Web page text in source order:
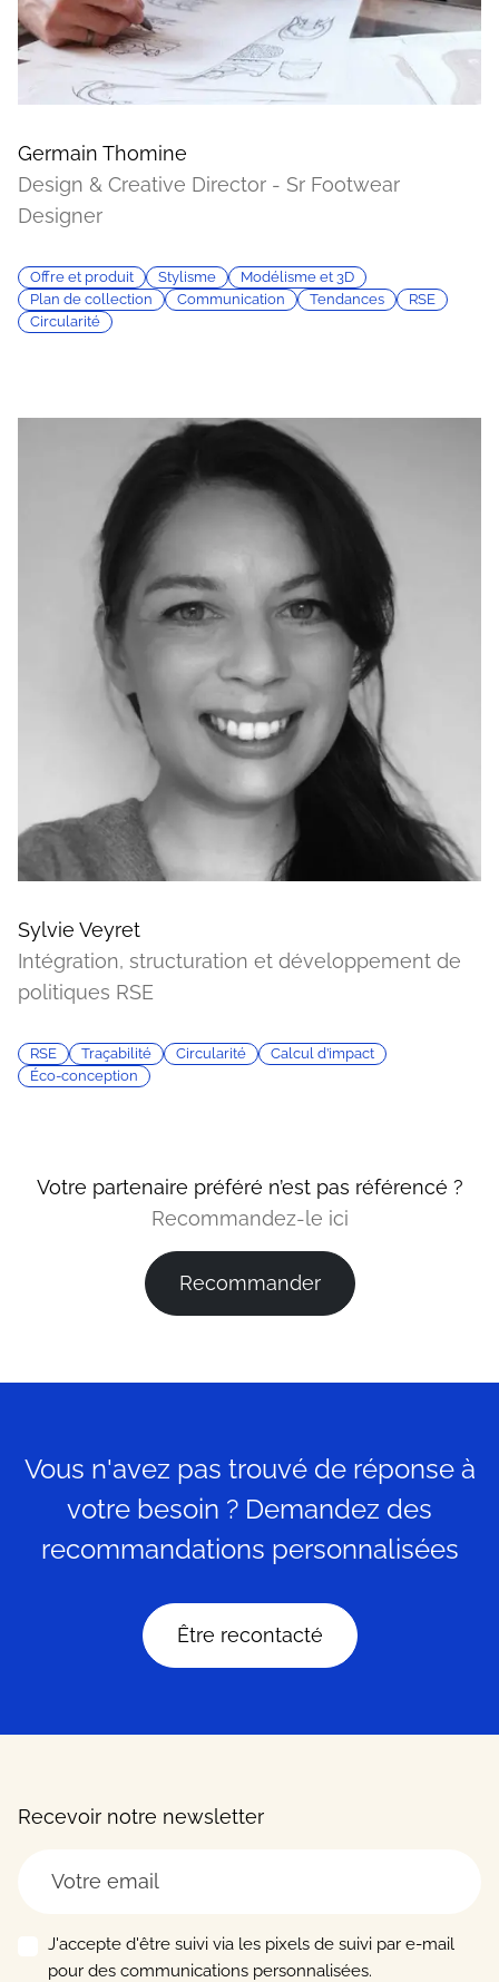
Germain Thomine
Design & Creative Director - Sr Footwear
Designer
Offre et produit Stylisme
Modélisme et 3D
Plan de collection
Communication Tendances
RSE
Circularité
Sylvie Veyret
Intégration, structuration et développement de
politiques RSE
RSE Traçabilité Circularité
Calcul d’impact
Éco-conception
Votre partenaire préféré n’est pas référencé ?
Recommandez-le ici
Recommander
Vous n'avez pas trouvé de réponse à
votre besoin ? Demandez des
recommandations personnalisées
Être recontacté
Recevoir notre newsletter
J'accepte d'être suivi via les pixels de suivi par e-mail
pour des communications personnalisées.